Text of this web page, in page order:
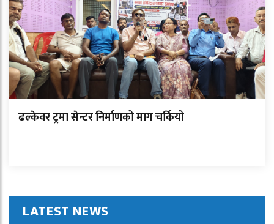
ढल्केवर ट्रमा सेन्टर निर्माणको माग चर्कियो
LATEST NEWS